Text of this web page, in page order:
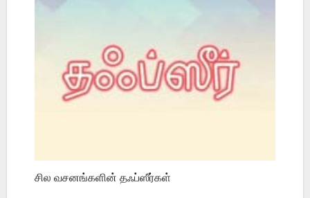
சில வசனங்களின் தஃப்ஸீர்கள்